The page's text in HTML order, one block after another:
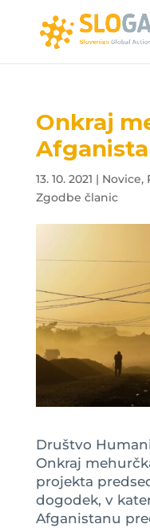
Onkraj
13. 10. 2021 | Novice,
Zgodbe članic
Društvo
Onkraj
projekta
dogodek, v
Afganistanu